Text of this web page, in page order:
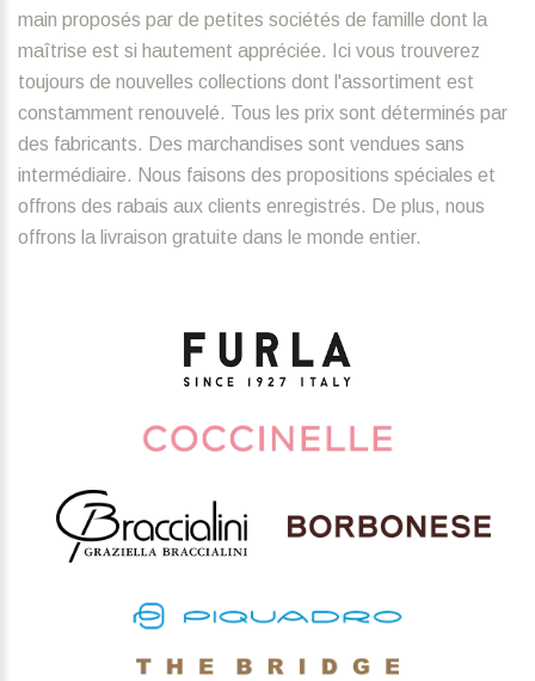
main proposés par de petites sociétés de famille dont la
maîtrise est si hautement appréciée. Ici vous trouverez
toujours de nouvelles collections dont l'assortiment est
constamment renouvelé. Tous les prix sont déterminés par
des fabricants. Des marchandises sont vendues sans
intermédiaire. Nous faisons des propositions spéciales et
offrons des rabais aux clients enregistrés. De plus, nous
offrons la livraison gratuite dans le monde entier.